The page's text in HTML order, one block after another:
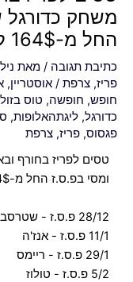
משחק כדורגל
החל מ-164$ לטיסות בלבד
כתיבת תגובה / מאת
פריז, צרפת / אוסטריין,
חופש, חופשה, טוס בזול
כדורגל, ליגתהאלופות,
פגסוס, פריז, צרפת
טסים לפריז בחורף
ומסי בפ.ס.ז החל מ-164$ לטיסות בלבד
28/12 פ.ס.ז - שטרסבורג
11/1 פ.ס.ז - אנז'ה
29/1 פ.ס.ז - ריימס
5/2 פ.ס.ז - טולוז